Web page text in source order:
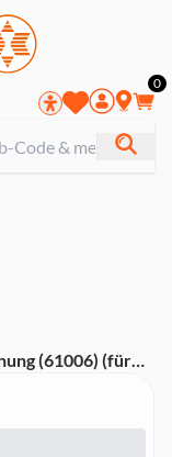
0
(61006) (für